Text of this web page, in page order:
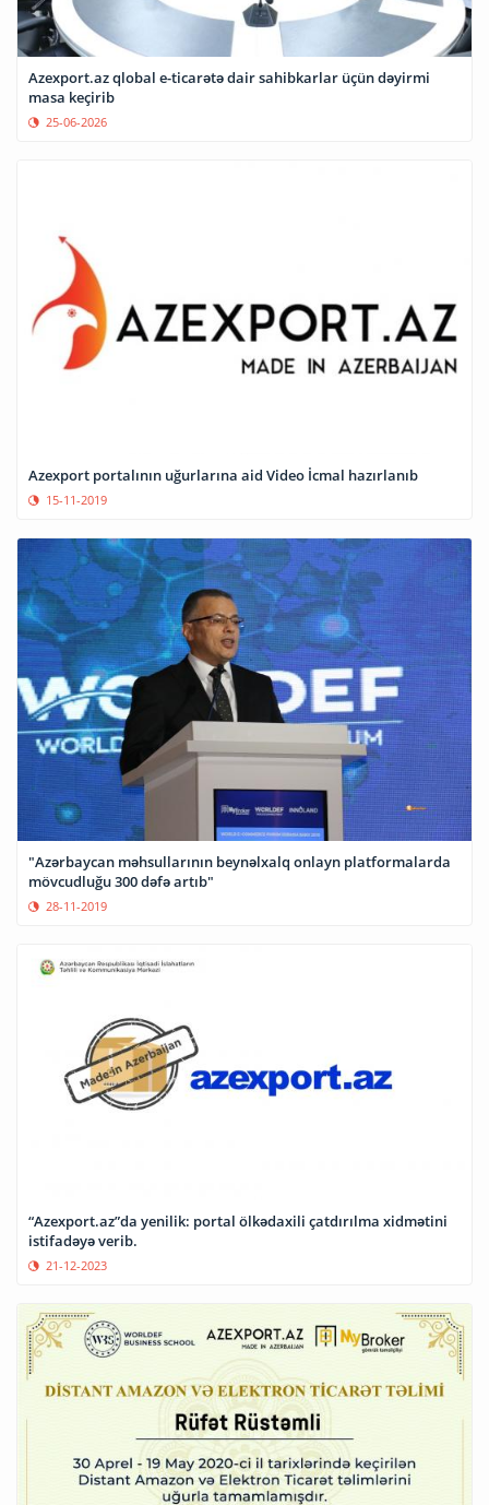
Azexport.az qlobal e-ticarətə dair sahibkarlar üçün dəyirmi
masa keçirib
25-06-2026
Azexport portalının uğurlarına aid Video İcmal hazırlanıb
15-11-2019
"Azərbaycan məhsullarının beynəlxalq onlayn platformalarda
mövcudluğu 300 dəfə artıb"
28-11-2019
“Azexport.az”da yenilik: portal ölkədaxili çatdırılma xidmətini
istifadəyə verib.
21-12-2023